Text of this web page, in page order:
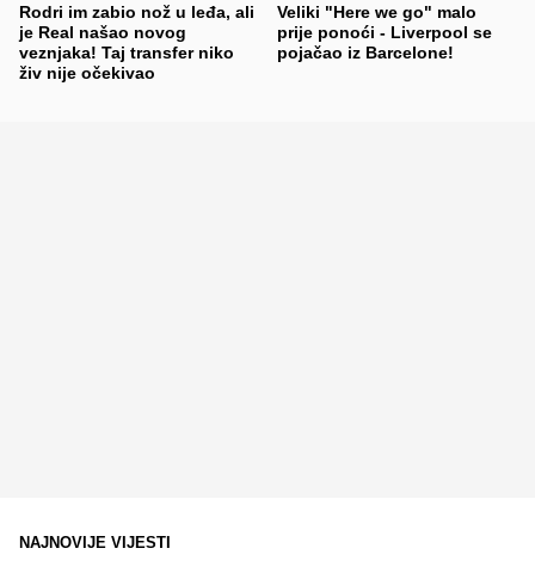
Rodri im zabio nož u leđa, ali
je Real našao novog
veznjaka! Taj transfer niko
živ nije očekivao
Veliki "Here we go" malo
prije ponoći - Liverpool se
pojačao iz Barcelone!
NAJNOVIJE VIJESTI